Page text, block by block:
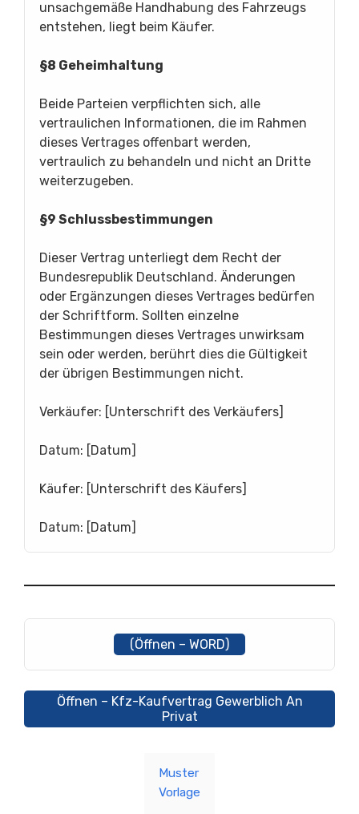
unsachgemäße Handhabung des Fahrzeugs
entstehen, liegt beim Käufer.
§8 Geheimhaltung
Beide Parteien verpflichten sich, alle
vertraulichen Informationen, die im Rahmen
dieses Vertrages offenbart werden,
vertraulich zu behandeln und nicht an Dritte
weiterzugeben.
§9 Schlussbestimmungen
Dieser Vertrag unterliegt dem Recht der
Bundesrepublik Deutschland. Änderungen
oder Ergänzungen dieses Vertrages bedürfen
der Schriftform. Sollten einzelne
Bestimmungen dieses Vertrages unwirksam
sein oder werden, berührt dies die Gültigkeit
der übrigen Bestimmungen nicht.
Verkäufer: [Unterschrift des Verkäufers]
Datum: [Datum]
Käufer: [Unterschrift des Käufers]
Datum: [Datum]
(Öffnen – WORD)
Öffnen – Kfz-Kaufvertrag Gewerblich An
Privat
Muster
Vorlage